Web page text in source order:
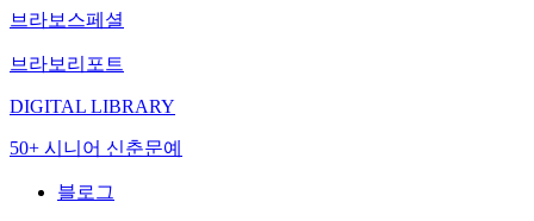
브라보스페셜
브라보리포트
DIGITAL LIBRARY
50+ 시니어 신춘문예
블로그